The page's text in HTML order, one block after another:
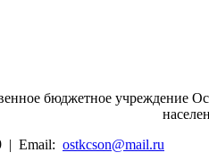
бюджетное учреждение
| Email: ostkcson@mail.ru